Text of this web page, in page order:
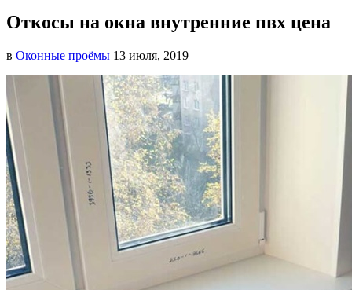
Откосы на окна внутренние пвх цена
в Оконные проёмы 13 июля, 2019